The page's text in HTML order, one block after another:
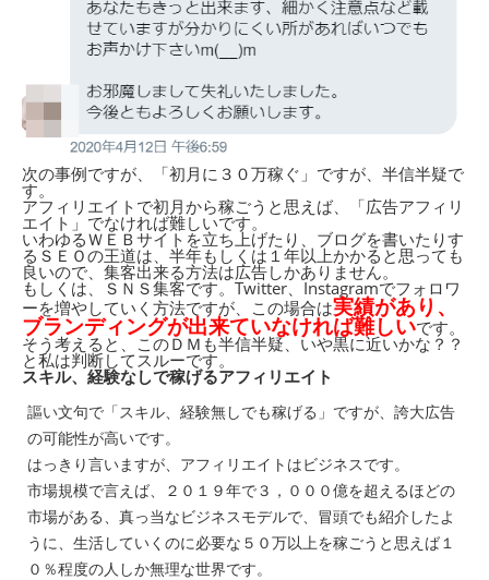
次の事例ですが、「初月に３０万稼ぐ」ですが、半信半疑で
す。
アフィリエイトで初月から稼ごうと思えば、「広告アフィリ
エイト」でなければ難しいです。
いわゆるＷＥＢサイトを立ち上げたり、ブログを書いたりす
るＳＥＯの王道は、半年もしくは１年以上かかると思っても
良いので、集客出来る方法は広告しかありません。
もしくは、ＳＮＳ集客です。Twitter、Instagramでフォロワ
ーを増やしていく方法ですが、この場合は実績があり、
ブランディングが出来ていなければ難しいです。
そう考えると、このＤＭも半信半疑、いや黒に近いかな？？
と私は判断してスルーです。
スキル、経験なしで稼げるアフィリエイト
謳い文句で「スキル、経験無しでも稼げる」ですが、誇大広告
の可能性が高いです。
はっきり言いますが、アフィリエイトはビジネスです。
市場規模で言えば、２０１９年で３，０００億を超えるほどの
市場がある、真っ当なビジネスモデルで、冒頭でも紹介したよ
うに、生活していくのに必要な５０万以上を稼ごうと思えば１
０％程度の人しか無理な世界です。